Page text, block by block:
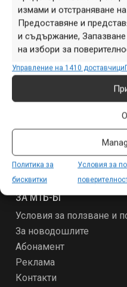
измами и отстраняване
Предоставяне и
и съдържание,
на избори за
Управление на 1410 доставчици
Политика за
бисквитки
Условия за
Начало
Събития
Други
ЗА МТБ-БГ
Условия за ползване и
За новодошлите
Абонамент
Реклама
Контакти